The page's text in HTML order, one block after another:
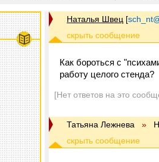
Наталья Швец [
Как бороться с
работу целого стенда?
[Нет ответов на это
Татьяна Лежнева »